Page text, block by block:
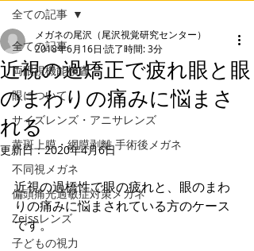
全ての記事
両眼視機能検査
眼について
サイズレンズ・アニサレンズ
黄斑上膜・網膜剥離 手術後メガネ
不同視メガネ
偏頭痛光過敏症対策メガネ
Zeissレンズ
子どもの視力
全ての記事
近視の過矯正で疲れ眼と眼
のまわりの痛みに悩まさ
れる
メガネの尾沢（尾沢視覚研究センター）
2018年6月16日 読了時間: 3分
更新日：2020年4月6日
近視の過橋性で眼の疲れと、眼のまわ
りの痛みに悩まされている方のケース
です。